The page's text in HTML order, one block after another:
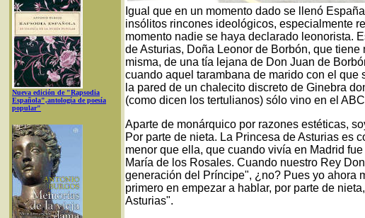
Nueva edición de "Rapsodia
Española",antología de poesía
popular"
Igual que en un momento dado se llenó
insólitos rincones ideológicos, especialmente
momento nadie se haya declarado leonorista.
de Asturias, Doña Leonor de Borbón, que
misma, de una tía lejana de Don Juan de
cuando aquel tarambana de marido con el
la pared de un chalecito discreto de Ginebra
(como dicen los tertulianos) sólo vino en el
Aparte de monárquico por razones estéticas,
Por parte de nieta. La Princesa de Asturias es
menor que ella, que cuando vivía en Madrid
María de los Rosales. Cuando nuestro Rey
generación del Príncipe", ¿no? Pues yo ahora
primero en empezar a hablar, por parte de
Asturias".